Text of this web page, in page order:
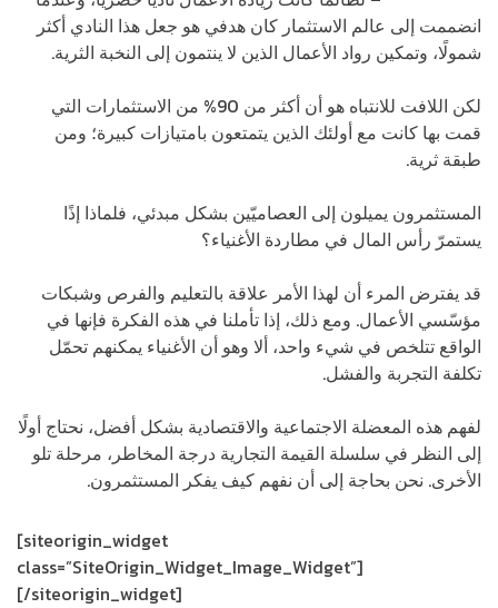
انضممت إلى عالم الاستثمار كان هدفي هو جعل هذا النادي أكثر
شمولًا، وتمكين رواد الأعمال الذين لا ينتمون إلى النخبة الثرية.
لكن اللافت للانتباه هو أن أكثر من 90% من الاستثمارات التي
قمت بها كانت مع أولئك الذين يتمتعون بامتيازات كبيرة؛ ومن
طبقة ثرية.
المستثمرون يميلون إلى العصاميّين بشكل مبدئي، فلماذا إذًا
يستمرّ رأس المال في مطاردة الأغنياء؟
قد يفترض المرء أن لهذا الأمر علاقة بالتعليم والفرص وشبكات
مؤسّسي الأعمال. ومع ذلك، إذا تأملنا في هذه الفكرة فإنها في
الواقع تتلخص في شيء واحد، ألا وهو أن الأغنياء يمكنهم تحمّل
تكلفة التجربة والفشل.
لفهم هذه المعضلة الاجتماعية والاقتصادية بشكل أفضل، نحتاج أولًا
إلى النظر في سلسلة القيمة التجارية درجة المخاطر، مرحلة تلو
الأخرى. نحن بحاجة إلى أن نفهم كيف يفكر المستثمرون.
[siteorigin_widget
class=”SiteOrigin_Widget_Image_Widget”]
[/siteorigin_widget]